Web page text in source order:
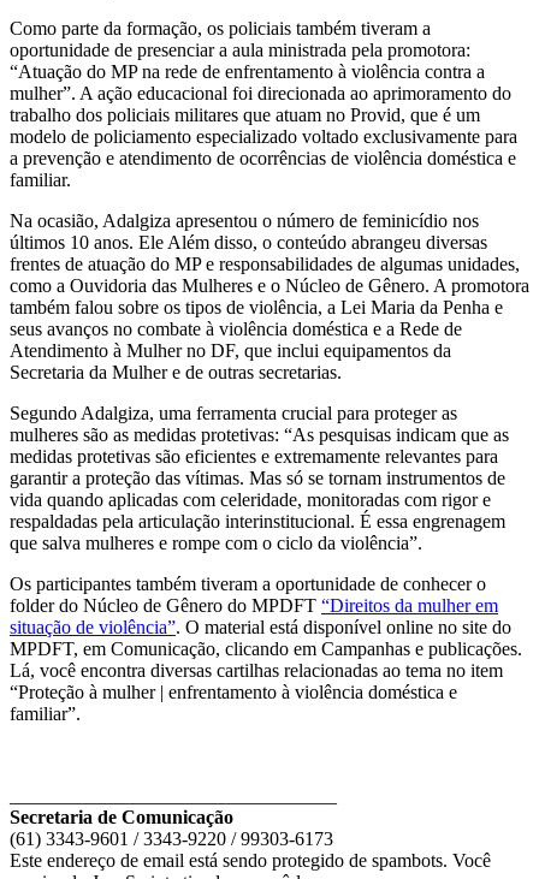
Como parte da formação, os policiais também tiveram a
oportunidade de presenciar a aula ministrada pela promotora:
“Atuação do MP na rede de enfrentamento à violência contra a
mulher”. A ação educacional foi direcionada ao aprimoramento do
trabalho dos policiais militares que atuam no Provid, que é um
modelo de policiamento especializado voltado exclusivamente para
a prevenção e atendimento de ocorrências de violência doméstica e
familiar.
Na ocasião, Adalgiza apresentou o número de feminicídio nos
últimos 10 anos. Ele Além disso, o conteúdo abrangeu diversas
frentes de atuação do MP e responsabilidades de algumas unidades,
como a Ouvidoria das Mulheres e o Núcleo de Gênero. A promotora
também falou sobre os tipos de violência, a Lei Maria da Penha e
seus avanços no combate à violência doméstica e a Rede de
Atendimento à Mulher no DF, que inclui equipamentos da
Secretaria da Mulher e de outras secretarias.
Segundo Adalgiza, uma ferramenta crucial para proteger as
mulheres são as medidas protetivas: “As pesquisas indicam que as
medidas protetivas são eficientes e extremamente relevantes para
garantir a proteção das vítimas. Mas só se tornam instrumentos de
vida quando aplicadas com celeridade, monitoradas com rigor e
respaldadas pela articulação interinstitucional. É essa engrenagem
que salva mulheres e rompe com o ciclo da violência”.
Os participantes também tiveram a oportunidade de conhecer o
folder do Núcleo de Gênero do MPDFT “Direitos da mulher em
situação de violência”. O material está disponível online no site do
MPDFT, em Comunicação, clicando em Campanhas e publicações.
Lá, você encontra diversas cartilhas relacionadas ao tema no item
“Proteção à mulher | enfrentamento à violência doméstica e
familiar”.
Secretaria de Comunicação
(61) 3343-9601 / 3343-9220 / 99303-6173
Este endereço de email está sendo protegido de spambots. Você